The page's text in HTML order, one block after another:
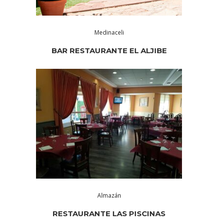
Medinaceli
BAR RESTAURANTE EL ALJIBE
Almazán
RESTAURANTE LAS PISCINAS